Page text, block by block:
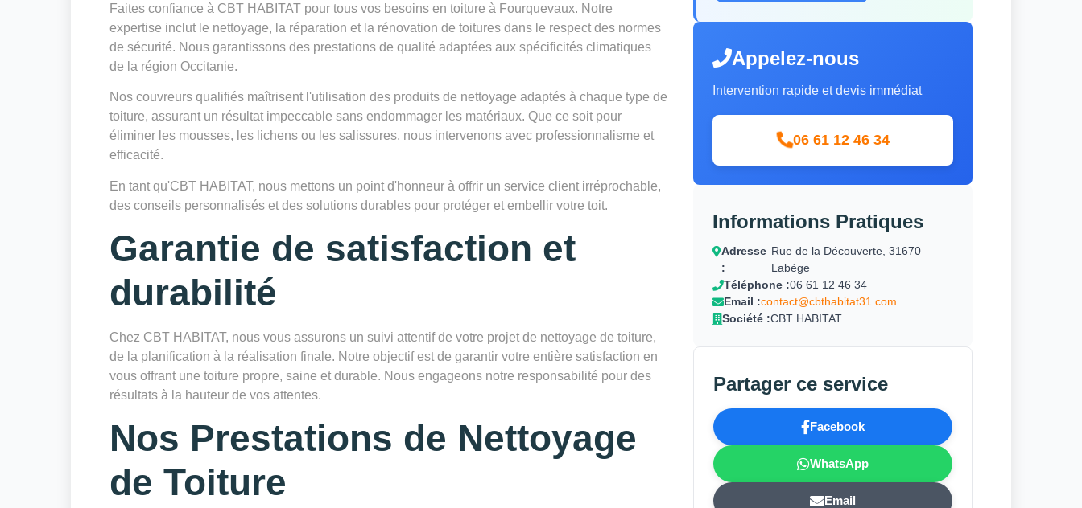
Faites confiance à CBT HABITAT pour tous vos besoins en toiture à Fourquevaux. Notre
expertise inclut le nettoyage, la réparation et la rénovation de toitures dans le respect des normes
de sécurité. Nous garantissons des prestations de qualité adaptées aux spécificités climatiques
de la région Occitanie.
Nos couvreurs qualifiés maîtrisent l'utilisation des produits de nettoyage adaptés à chaque type de
toiture, assurant un résultat impeccable sans endommager les matériaux. Que ce soit pour
éliminer les mousses, les lichens ou les salissures, nous intervenons avec professionnalisme et
efficacité.
En tant qu'CBT HABITAT, nous mettons un point d'honneur à offrir un service client irréprochable,
des conseils personnalisés et des solutions durables pour protéger et embellir votre toit.
Garantie de satisfaction et
durabilité
Chez CBT HABITAT, nous vous assurons un suivi attentif de votre projet de nettoyage de toiture,
de la planification à la réalisation finale. Notre objectif est de garantir votre entière satisfaction en
vous offrant une toiture propre, saine et durable. Nous engageons notre responsabilité pour des
résultats à la hauteur de vos attentes.
Nos Prestations de Nettoyage
de Toiture
Appelez-nous
Intervention rapide et devis immédiat
06 61 12 46 34
Informations Pratiques
Adresse
:
Rue de la Découverte, 31670
Labège
Téléphone :06 61 12 46 34
Email :contact@cbthabitat31.com
Société :CBT HABITAT
Partager ce service
Facebook
WhatsApp
Email